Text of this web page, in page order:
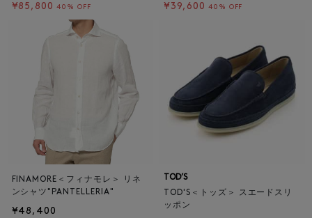
¥85,800 40% OFF
¥39,600 40% OFF
FINAMORE＜フィナモレ＞ リネ
ンシャツ"PANTELLERIA"
¥48,400
TOD’S
TOD'S＜トッズ＞ スエードスリ
ッポン